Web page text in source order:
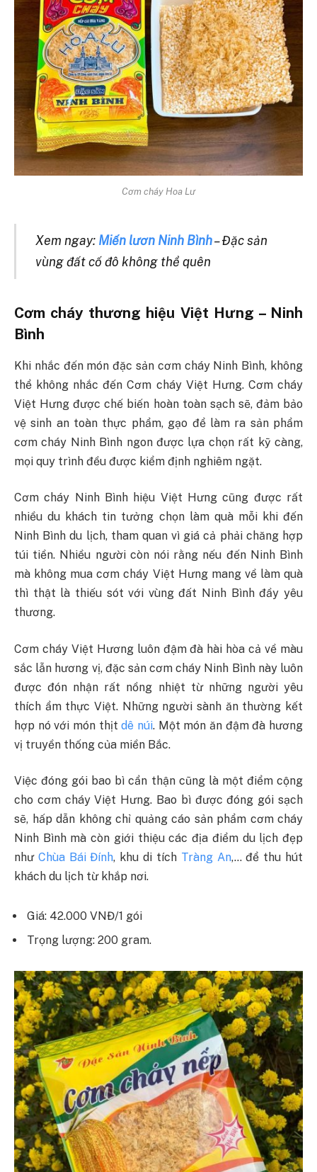
Cơm cháy Hoa Lư
Xem ngay: Miến lươn Ninh Bình– Đặc sản
vùng đất cố đô không thể quên
Cơm cháy thương hiệu Việt Hưng – Ninh
Bình
Khi nhắc đến món đặc sản cơm cháy Ninh Bình, không
thể không nhắc đến Cơm cháy Việt Hưng. Cơm cháy
Việt Hưng được chế biến hoàn toàn sạch sẽ, đảm bảo
vệ sinh an toàn thực phẩm, gạo để làm ra sản phẩm
cơm cháy Ninh Bình ngon được lựa chọn rất kỹ càng,
mọi quy trình đều được kiểm định nghiêm ngặt.
Cơm cháy Ninh Bình hiệu Việt Hưng cũng được rất
nhiều du khách tin tưởng chọn làm quà mỗi khi đến
Ninh Bình du lịch, tham quan vì giá cả phải chăng hợp
túi tiền. Nhiều người còn nói rằng nếu đến Ninh Bình
mà không mua cơm cháy Việt Hưng mang về làm quà
thì thật là thiếu sót với vùng đất Ninh Bình đầy yêu
thương.
Cơm cháy Việt Hương luôn đậm đà hài hòa cả về màu
sắc lẫn hương vị, đặc sản cơm cháy Ninh Bình này luôn
được đón nhận rất nồng nhiệt từ những người yêu
thích ẩm thực Việt. Những người sành ăn thường kết
hợp nó với món thịtdê núi. Một món ăn đậm đà hương
vị truyền thống của miền Bắc.
Việc đóng gói bao bì cẩn thận cũng là một điểm cộng
cho cơm cháy Việt Hưng. Bao bì được đóng gói sạch
sẽ, hấp dẫn không chỉ quảng cáo sản phẩm cơm cháy
Ninh Bình mà còn giới thiệu các địa điểm du lịch đẹp
như Chùa Bái Đính, khu di tích Tràng An,… để thu hút
khách du lịch từ khắp nơi.
Giá: 42.000 VNĐ/1 gói
Trọng lượng: 200 gram.